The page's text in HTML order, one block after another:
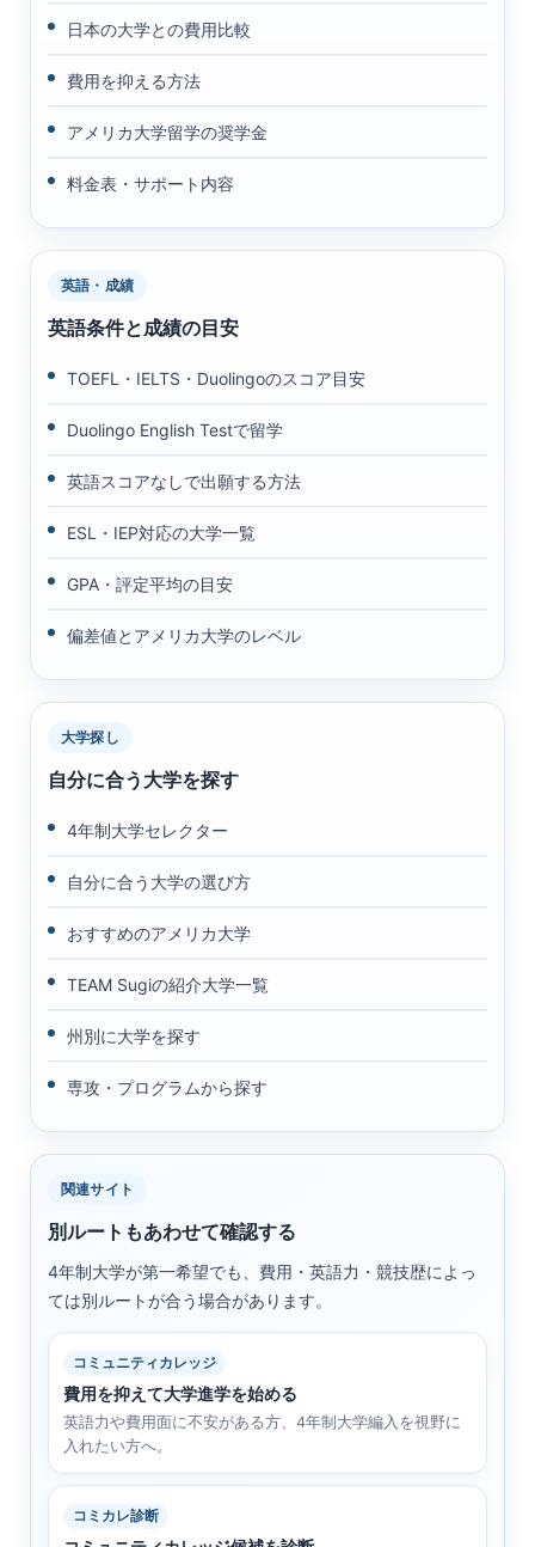
日本の大学との費用比較
費用を抑える方法
アメリカ大学留学の奨学金
料金表・サポート内容
英語・成績
英語条件と成績の目安
TOEFL・IELTS・Duolingoのスコア目安
Duolingo English Testで留学
英語スコアなしで出願する方法
ESL・IEP対応の大学一覧
GPA・評定平均の目安
偏差値とアメリカ大学のレベル
大学探し
自分に合う大学を探す
4年制大学セレクター
自分に合う大学の選び方
おすすめのアメリカ大学
TEAM Sugiの紹介大学一覧
州別に大学を探す
専攻・プログラムから探す
関連サイト
別ルートもあわせて確認する
4年制大学が第一希望でも、費用・英語力・競技歴によっ
ては別ルートが合う場合があります。
コミュニティカレッジ
費用を抑えて大学進学を始める
英語力や費用面に不安がある方、4年制大学編入を視野に
入れたい方へ。
コミカレ診断